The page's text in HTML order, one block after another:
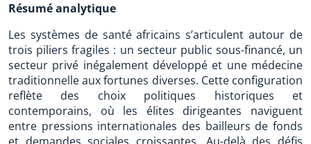
Résumé analytique
Les systèmes de santé africains s’articulent autour de
trois piliers fragiles : un secteur public sous-financé, un
secteur privé inégalement développé et une médecine
traditionnelle aux fortunes diverses. Cette configuration
reflète des choix politiques historiques et
contemporains, où les élites dirigeantes naviguent
entre pressions internationales des bailleurs de fonds